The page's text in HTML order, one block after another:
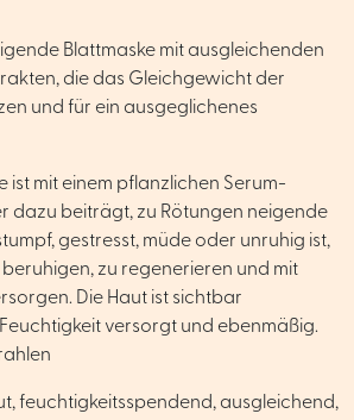
Blattmaske mit ausgleichenden
die das Gleichgewicht der
und für ein ausgeglichenes
ist mit einem pflanzlichen Serum-
dazu beiträgt, zu Rötungen neigende
gestresst, müde oder unruhig ist,
beruhigen, zu regenerieren und mit
Die Haut ist sichtbar
versorgt und ebenmäßig.
feuchtigkeitsspendend, ausgleichend,